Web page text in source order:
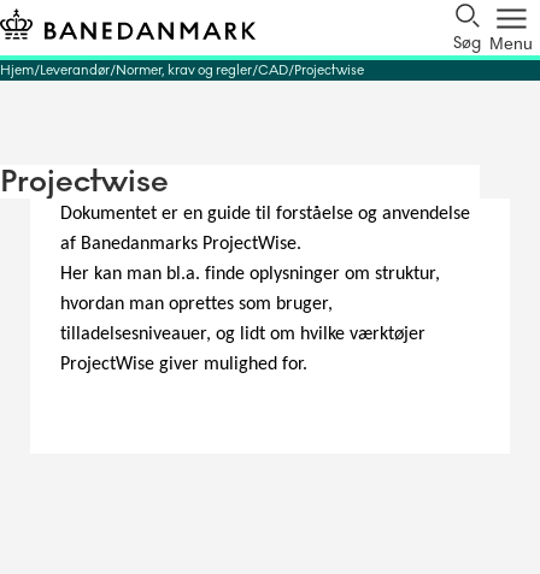
Søg Menu
Hjem Leverandør Normer, krav og regler CAD Projectwise
Projectwise
Dokumentet er en guide til forståelse og anvendelse
af Banedanmarks ProjectWise.
Her kan man bl.a. finde oplysninger om struktur,
hvordan man oprettes som bruger,
tilladelsesniveauer, og lidt om hvilke værktøjer
ProjectWise giver mulighed for.